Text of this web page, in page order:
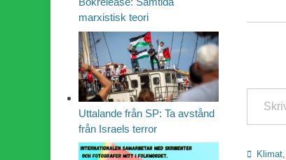
Skriv din e-post …
Kategorier
Klimat,
marxistisk teori
Uttalande från SP: Ta avstånd
från Israels terror